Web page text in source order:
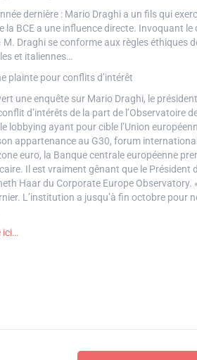
dernière : Mario Draghi a un fils qui
la BCE a une influence directe. Invoquant
Draghi se conforme aux règles éthiques
et italiennes…
plainte pour conflits d’intérêt
une enquête sur Mario Draghi, le
d’intérêts de la part de l’Observatoire
lobbying ayant pour cible l’Union
appartenance au G30, forum
euro, la Banque centrale européenne
Il est vraiment gênant que le Président
Haar du Corporate Europe Observatory.
L’institution a jusqu’à fin octobre pour
ici…